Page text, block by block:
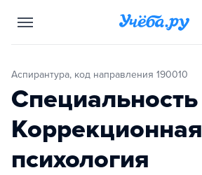
Аспирантура, код направления 190010
Специальность
Коррекционная
психология